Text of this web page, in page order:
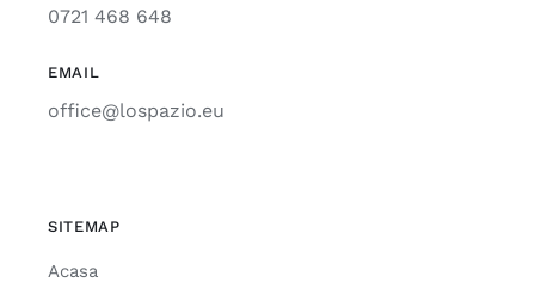
0721 468 648
EMAIL
office@lospazio.eu
SITEMAP
Acasa